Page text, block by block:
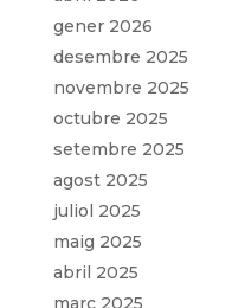
gener 2026
desembre 2025
novembre 2025
octubre 2025
setembre 2025
agost 2025
juliol 2025
maig 2025
abril 2025
març 2025